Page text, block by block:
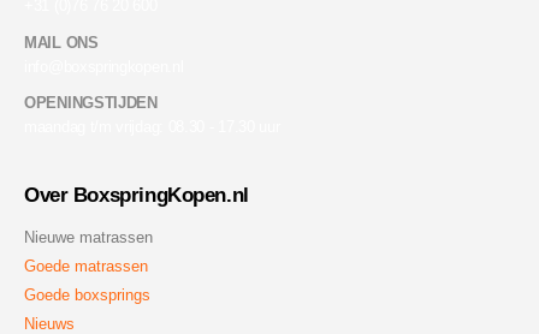
MAIL ONS
OPENINGSTIJDEN
Over BoxspringKopen.nl
Nieuwe matrassen
Goede matrassen
Goede boxsprings
Nieuws